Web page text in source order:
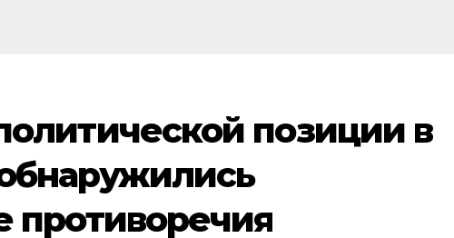
позиции в
противоречия